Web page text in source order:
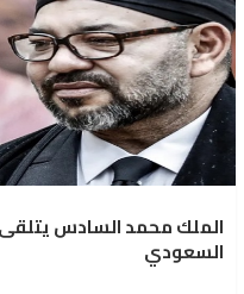
الملك محمد السادس
السعودي